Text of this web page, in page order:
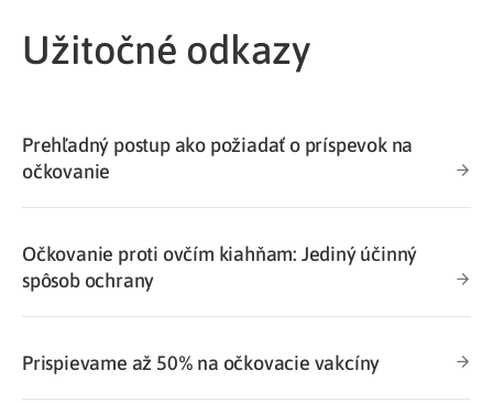
Užitočné odkazy
Prehľadný postup ako požiadať o príspevok na
očkovanie
Očkovanie proti ovčím kiahňam: Jediný účinný
spôsob ochrany
Prispievame až 50% na očkovacie vakcíny